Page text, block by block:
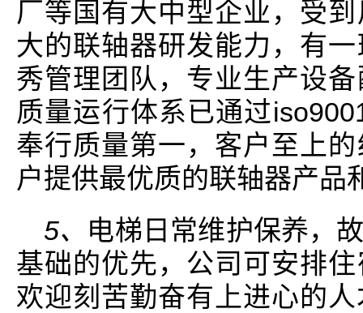
厂等国有大中型企业，受
大的联轴器研发能力，有
秀管理团队，专业生产设
质量运行体系已通过
奉行质量第一，客户至上
户提供最优质的联轴器产品
5、 电梯日常维护保养，
基础的优先，公司可安排
欢迎刻苦勤奋有上进心的